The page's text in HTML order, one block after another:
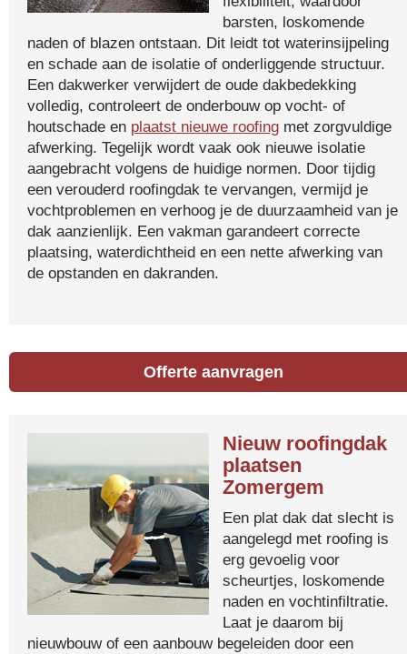
barsten, loskomende
naden of blazen ontstaan. Dit leidt tot waterinsijpeling
en schade aan de isolatie of onderliggende structuur.
Een dakwerker verwijdert de oude dakbedekking
volledig, controleert de onderbouw op vocht- of
houtschade en plaatst nieuwe roofing met zorgvuldige
afwerking. Tegelijk wordt vaak ook nieuwe isolatie
aangebracht volgens de huidige normen. Door tijdig
een verouderd roofingdak te vervangen, vermijd je
vochtproblemen en verhoog je de duurzaamheid van je
dak aanzienlijk. Een vakman garandeert correcte
plaatsing, waterdichtheid en een nette afwerking van
de opstanden en dakranden.
Offerte aanvragen
Nieuw roofingdak
plaatsen
Zomergem
Een plat dak dat slecht is
aangelegd met roofing is
erg gevoelig voor
scheurtjes, loskomende
naden en vochtinfiltratie.
Laat je daarom bij
nieuwbouw of een aanbouw begeleiden door een